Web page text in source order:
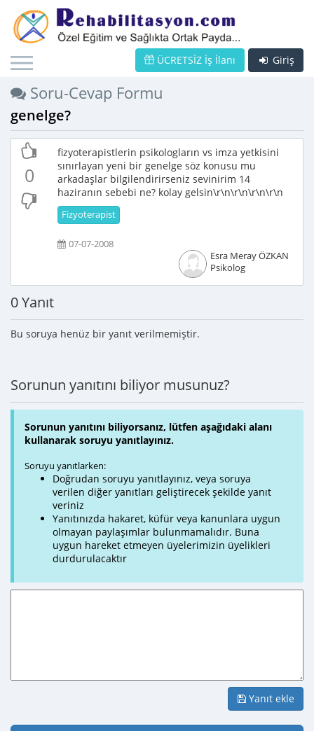
Giriş
ÜCRETSİZ İş İlanı
Soru-Cevap Formu
genelge?
0
fizyoterapistlerin psikologların vs imza yetkisini
sınırlayan yeni bir genelge söz konusu mu
arkadaşlar bilgilendirirseniz sevinirim 14
haziranın sebebi ne? kolay gelsin\r\n\r\n\r\n\r\n
Fizyoterapist
07-07-2008
Esra Meray ÖZKAN
Psikolog
0 Yanıt
Bu soruya henüz bir yanıt verilmemiştir.
Sorunun yanıtını biliyor musunuz?
Sorunun yanıtını biliyorsanız, lütfen aşağıdaki alanı
kullanarak soruyu yanıtlayınız.
Soruyu yanıtlarken:
Doğrudan soruyu yanıtlayınız, veya soruya
verilen diğer yanıtları geliştirecek şekilde yanıt
veriniz
Yanıtınızda hakaret, küfür veya kanunlara uygun
olmayan paylaşımlar bulunmamalıdır. Buna
uygun hareket etmeyen üyelerimizin üyelikleri
durdurulacaktır
Yanıt ekle